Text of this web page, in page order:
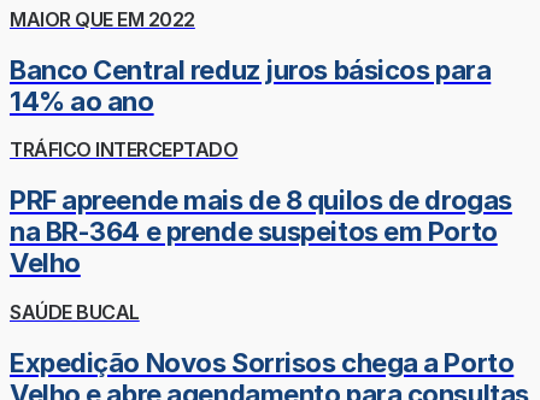
MAIOR QUE EM 2022
Banco Central reduz juros básicos para
14% ao ano
TRÁFICO INTERCEPTADO
PRF apreende mais de 8 quilos de drogas
na BR-364 e prende suspeitos em Porto
Velho
SAÚDE BUCAL
Expedição Novos Sorrisos chega a Porto